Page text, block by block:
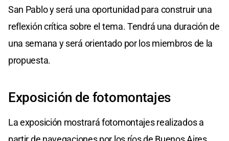
San Pablo y será una oportunidad para construir una
reflexión crítica sobre el tema. Tendrá una duración de
una semana y será orientado por los miembros de la
propuesta.
Exposición de fotomontajes
La exposición mostrará fotomontajes realizados a